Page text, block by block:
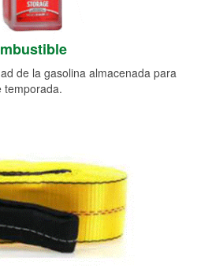
de la gasolina almacenada para
temporada.